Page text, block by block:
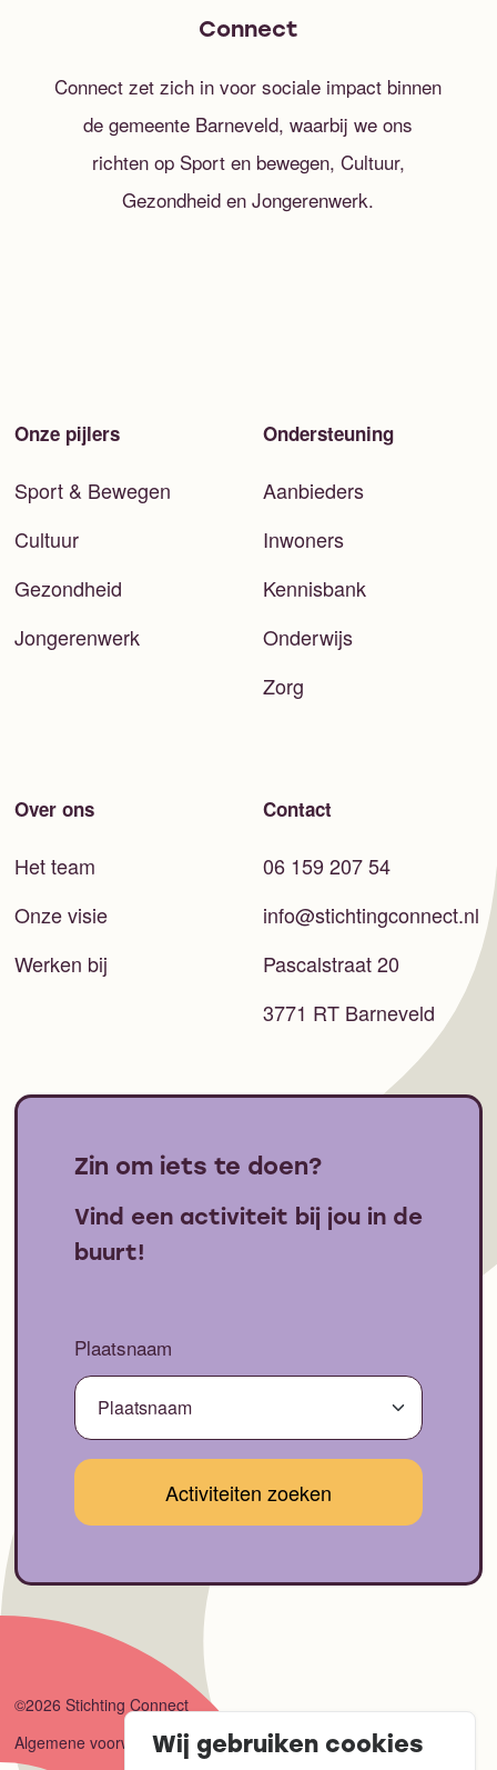
Connect
Connect zet zich in voor sociale impact binnen
de gemeente Barneveld, waarbij we ons
richten op Sport en bewegen, Cultuur,
Gezondheid en Jongerenwerk.
Onze pijlers
Sport & Bewegen
Cultuur
Gezondheid
Jongerenwerk
Ondersteuning
Aanbieders
Inwoners
Kennisbank
Onderwijs
Zorg
Over ons
Het team
Onze visie
Werken bij
Contact
06 159 207 54
info@stichtingconnect.nl
Pascalstraat 20
3771 RT Barneveld
Zin om iets te doen?
Vind een activiteit bij jou in de
buurt!
Plaatsnaam
©2026 Stichting Connect
Algemene voorwaardenWij gebruiken cookies